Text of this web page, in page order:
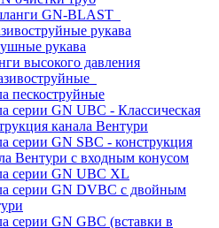
GN-BLAST
рукава
рукава
высокого давления
пескоструйные
серии GN UBC - Классическая
канала Вентури
серии GN SBC - конструкция
Вентури c входным конусом
серии GN UBC XL
серии GN DVBC с двойным
серии GN GBC (вставки в